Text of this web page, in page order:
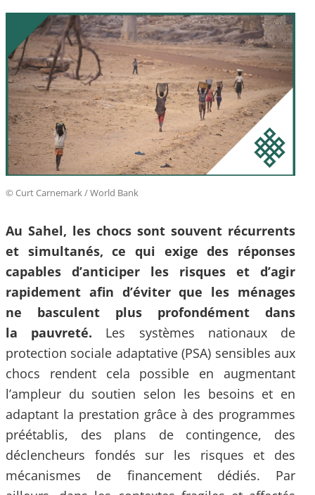
© Curt Carnemark / World Bank
Au Sahel, les chocs sont souvent récurrents
et simultanés, ce qui exige des réponses
capables d’anticiper les risques et d’agir
rapidement afin d’éviter que les ménages
ne basculent plus profondément dans
la pauvreté. Les systèmes nationaux de
protection sociale adaptative (PSA) sensibles aux
chocs rendent cela possible en augmentant
l’ampleur du soutien selon les besoins et en
adaptant la prestation grâce à des programmes
préétablis, des plans de contingence, des
déclencheurs fondés sur les risques et des
mécanismes de financement dédiés. Par